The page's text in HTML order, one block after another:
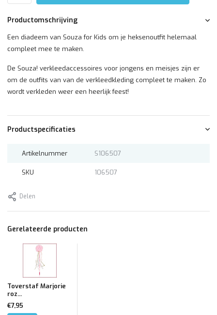
Productomschrijving
Een diadeem van Souza for Kids om je heksenoutfit helemaal
compleet mee te maken.
De Souza! verkleedaccessoires voor jongens en meisjes zijn er
om de outfits van van de verkleedkleding compleet te maken. Zo
wordt verkleden weer een heerlijk feest!
Productspecificaties
Artikelnummer S106507
SKU 106507
Delen
Gerelateerde producten
Toverstaf Marjorie
roz...
€7,95